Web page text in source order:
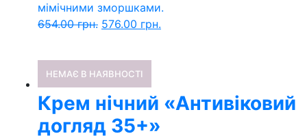
мімічними зморшками.
654.00грн. 576.00 грн.
НЕМАЄ В НАЯВНОСТІ
Крем нічний «Антивіковий
догляд 35+»